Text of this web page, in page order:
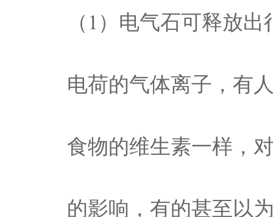
（1）电气石可释放
电荷的气体离子，有
食物的维生素一样，
的影响，有的甚至以